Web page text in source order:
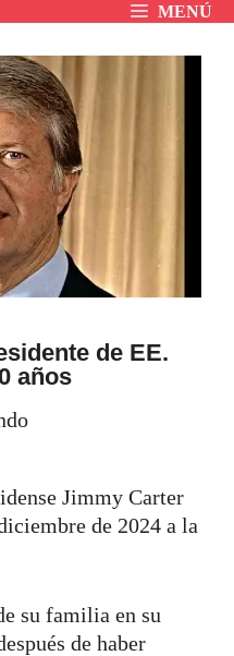
MENÚ
de EE.
años
Jimmy Carter
de 2024 a la
su familia en su
de haber